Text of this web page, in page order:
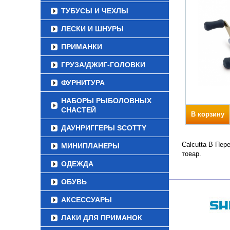
ТУБУСЫ И ЧЕХЛЫ
ЛЕСКИ И ШНУРЫ
ПРИМАНКИ
ГРУЗА/ДЖИГ-ГОЛОВКИ
ФУРНИТУРА
НАБОРЫ РЫБОЛОВНЫХ
СНАСТЕЙ
ДАУНРИГГЕРЫ SCOTTY
МИНИПЛАНЕРЫ
ОДЕЖДА
ОБУВЬ
АКСЕССУАРЫ
ЛАКИ ДЛЯ ПРИМАНОК
В корзину
Calcutta B
товар.